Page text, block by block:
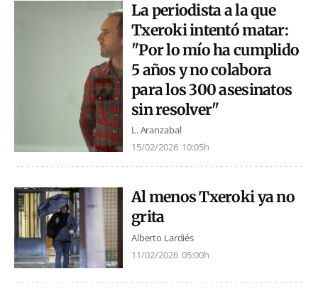
La periodista a la que
Txeroki intentó matar:
"Por lo mío ha cumplido
5 años y no colabora
para los 300 asesinatos
sin resolver"
L. Aranzabal
15/02/2026 10:05h
Al menos Txeroki ya no
grita
Alberto Lardiés
11/02/2026 05:00h